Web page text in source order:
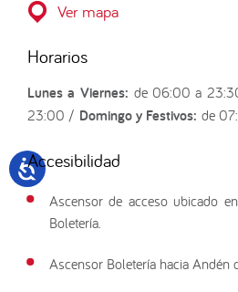
Ver mapa
Horarios
Lunes a Viernes: de 06:00 a
23:00 / Domingo y Festivos: de
Accesibilidad
Ascensor de acceso ubicado
Boletería.
Ascensor Boletería hacia Andén